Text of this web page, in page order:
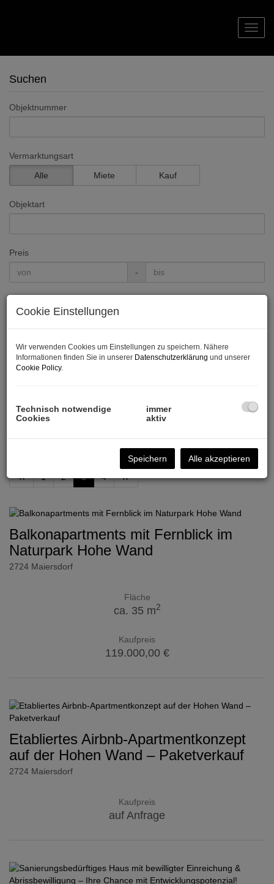
Suchen
Objektnummer
Vermarktungsart
Alle
Miete Kauf
Objektart
Preis
-
Wohnfläche (von/bis)
Filter zurücksetzen
1 2 3 4
Balkonapartments mit Fernblick im
Naturpark Hohe Wand
2724 Maiersdorf
Fläche
ca. 35 m2
Kaufpreis
119.000,00 €
Etabliertes Airbnb-Apartmentkonzept
auf der Hohen Wand – Paketverkauf
2724 Maiersdorf
Kaufpreis
auf Anfrage
Cookie Einstellungen
Wir verwenden Cookies um Einstellungen zu speichern. Nähere
Informationen finden Sie in unserer Datenschutzerklärung und unserer
Cookie Policy.
Technisch notwendige
Cookies
immer
aktiv
Speichern Alle akzeptieren